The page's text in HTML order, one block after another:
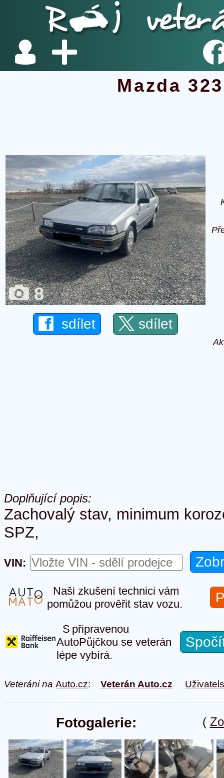
Mazda
8
sdílet sdílet
Doplňující popis:
Zachovalý stav, minimum
SPZ,
VIN:
Naši zkušení technici vám
pomůžou prověřit stav vozu.
S připravenou
AutoPůjčkou se veterán
lépe vybírá.
Veteráni na Auto.cz: Veterán Auto.cz
(
Fotogalerie: